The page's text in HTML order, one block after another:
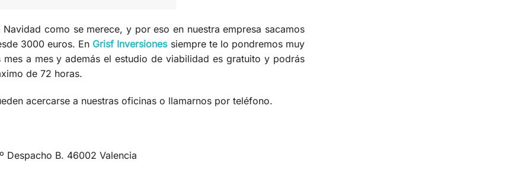
como se merece, y por eso en nuestra empresa sacamos
3000 euros. En Grisf Inversionessiempre te lo pondremos muy
a mes y además el estudio de viabilidad es gratuito y podrás
de 72 horas.
acercarse a nuestras oficinas o llamarnos por teléfono.
Despacho B. 46002 Valencia